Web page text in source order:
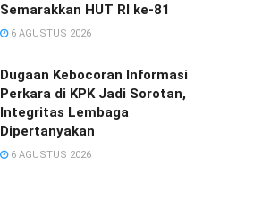
Semarakkan HUT RI ke-81
6 AGUSTUS 2026
Dugaan Kebocoran Informasi
Perkara di KPK Jadi Sorotan,
Integritas Lembaga
Dipertanyakan
6 AGUSTUS 2026